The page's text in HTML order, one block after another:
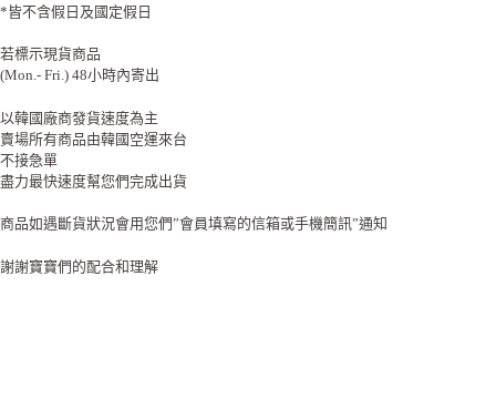
*皆不含假日及國定假日
若標示現貨商品
(Mon.- Fri.) 48小時內寄出
以韓國廠商發貨速度為主
賣場所有商品由韓國空運來台
不接急單
盡力最快速度幫您們完成出貨
商品如遇斷貨狀況會用您們”會員填寫的信箱或手機簡訊”通知
謝謝寶寶們的配合和理解